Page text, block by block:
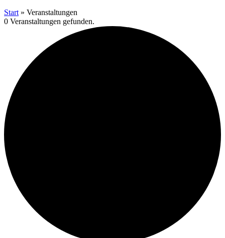
Start » Veranstaltungen
0 Veranstaltungen gefunden.